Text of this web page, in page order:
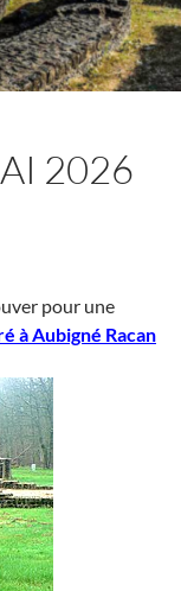
2026
pour une
à Aubigné Racan